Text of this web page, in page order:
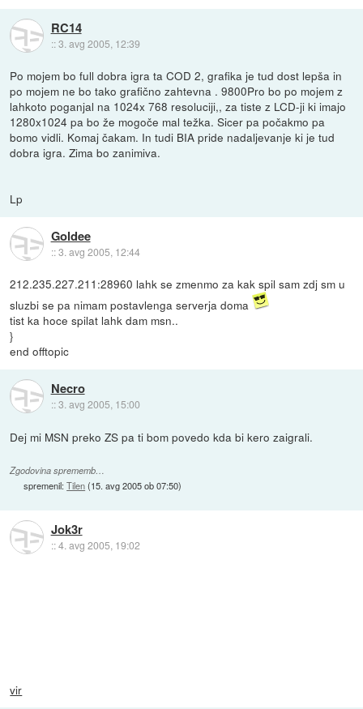
RC14
::3. avg 2005, 12:39
Po mojem bo full dobra igra ta COD 2, grafika je tud dost lepša in
po mojem ne bo tako grafično zahtevna . 9800Pro bo po mojem z
lahkoto poganjal na 1024x 768 resoluciji,, za tiste z LCD-ji ki imajo
1280x1024 pa bo že mogoče mal težka. Sicer pa počakmo pa
bomo vidli. Komaj čakam. In tudi BIA pride nadaljevanje ki je tud
dobra igra. Zima bo zanimiva.
Lp
Goldee
::3. avg 2005, 12:44
212.235.227.211:28960 lahk se zmenmo za kak spil sam zdj sm u
sluzbi se pa nimam postavlenga serverja doma
tist ka hoce spilat lahk dam msn..
}
end offtopic
Necro
::3. avg 2005, 15:00
Dej mi MSN preko ZS pa ti bom povedo kda bi kero zaigrali.
Zgodovina sprememb…
spremenil:Tilen(15. avg 2005 ob 07:50)
Jok3r
::4. avg 2005, 19:02
vir